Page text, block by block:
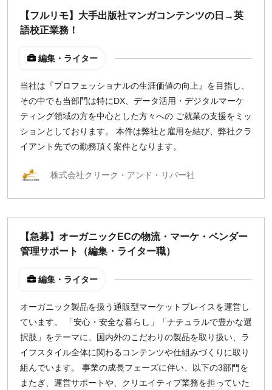
【フルリモ】大手出版社マンガコンテンツの日→英
語校正業務！
編集・ライター
当社は『プロフェッショナルの生涯価値の向上』を目指し、
その中でも当部門は特にDX、データ活用・デジタルマーケ
ティング領域の方を中心とした方々への ご就業の支援をミッ
ションとしております。 本件は弊社と雇用を結び、弊社クラ
イアント先での勤務頂く案件となります。
株式会社クリーク・アンド・リバー社
【急募】オーガニックECの物流・マーケ・ベンダー
管理サポート（編集・ライター職）
編集・ライター
オーガニック製品を扱う通販型マーケットプレイスを運営し
ています。 「安心・安全な暮らし」「ナチュラルで豊かな選
択肢」をテーマに、国内外のこだわりの製品を取り扱い、ラ
イフスタイル全体に関わるコンテンツや仕組みづくりに取り
組んでいます。 事業の成長フェーズに伴い、以下の3部門を
またぎ、運営サポートや、クリエイティブ業務を担っていた